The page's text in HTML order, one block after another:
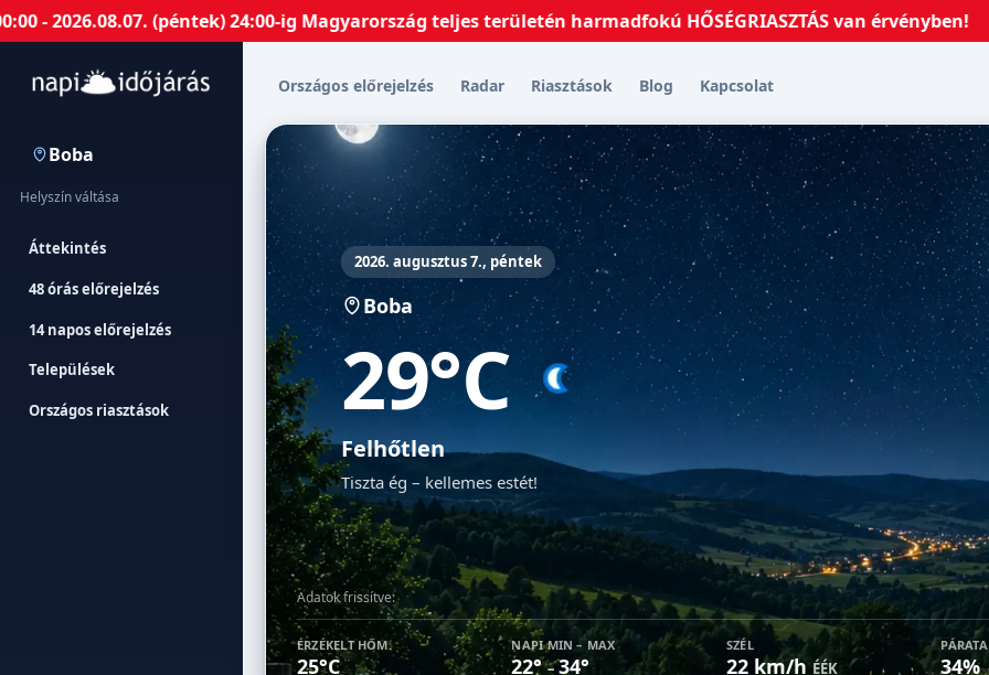
(péntek) 24:00-ig Magyarország teljes területén harmadfokú HŐSÉGRIASZTÁS van érvényben!
Boba
Helyszín váltása
Áttekintés
48 órás előrejelzés
14 napos előrejelzés
Települések
Országos riasztások
Országos előrejelzés Radar Riasztások Blog Kapcsolat
2026. augusztus 7., péntek
Boba
29°C
Felhőtlen
Tiszta ég – kellemes estét!
Adatok frissítve:
ÉRZÉKELT HŐM.
25°C
NAPI MIN – MAX
22° –34°
SZÉL
22 km/h ÉÉK 34%